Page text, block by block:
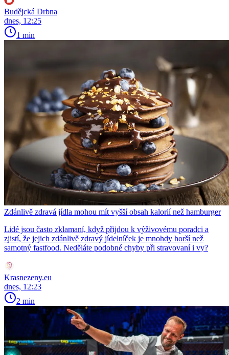
Budějcká Drbna
dnes, 12:25
1 min
Zdánlivě zdravá jídla mohou mít vyšší obsah kalorií než hamburger
Lidé jsou často zklamaní, když přijdou k výživovému poradci a
zjistí, že jejich zdánlivě zdravý jídelníček je mnohdy horší než
samotný fastfood. Neděláte podobné chyby při stravovaní i vy?
Krasnezeny.eu
dnes, 12:23
2 min